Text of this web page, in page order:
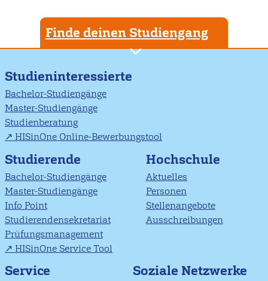
Finde deinen Studiengang
Studieninteressierte
Bachelor-Studiengänge
Master-Studiengänge
Studienberatung
HISinOne Online-Bewerbungstool
Studierende
Bachelor-Studiengänge
Master-Studiengänge
Info Point
Studierendensekretariat
Prüfungsmanagement
HISinOne Service Tool
Hochschule
Aktuelles
Personen
Stellenangebote
Ausschreibungen
Service Soziale Netzwerke